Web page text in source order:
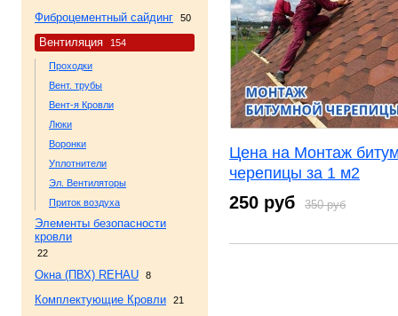
Фиброцементный сайдинг 50
Вентиляция 154
Проходки
Вент. трубы
Вент-я Кровли
Люки
Воронки
Уплотнители
Эл. Вентиляторы
Приток воздуха
Элементы безопасности
кровли
22
Окна (ПВХ) REHAU 8
Комплектующие Кровли 21
Цена на Монтаж
черепицы за 1 м2
250 руб 350 руб